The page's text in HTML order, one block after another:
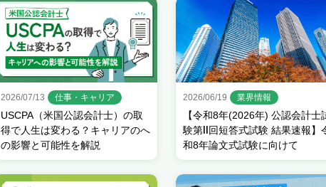
2026/07/13 仕事・キャリア
USCPA（米国公認会計士）の取
得で人生は変わる？キャリアのへ
の影響と可能性を解説
2026/06/19 業界情報
【令和8年(2026年) 公認会計士
験第Ⅱ回短答式試験 結果速報】
和8年論文式試験に向けて